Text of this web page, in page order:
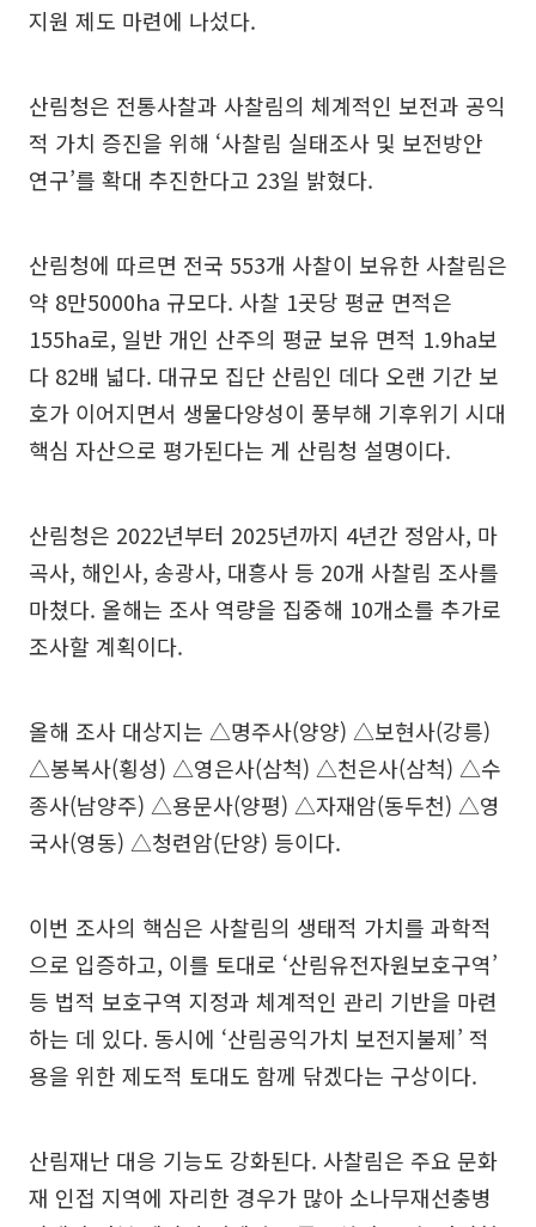
지원 제도 마련에 나섰다.
산림청은 전통사찰과 사찰림의 체계적인 보전과 공익
적 가치 증진을 위해 ‘사찰림 실태조사 및 보전방안
연구’를 확대 추진한다고 23일 밝혔다.
산림청에 따르면 전국 553개 사찰이 보유한 사찰림은
약 8만5000ha 규모다. 사찰 1곳당 평균 면적은
155ha로, 일반 개인 산주의 평균 보유 면적 1.9ha보
다 82배 넓다. 대규모 집단 산림인 데다 오랜 기간 보
호가 이어지면서 생물다양성이 풍부해 기후위기 시대
핵심 자산으로 평가된다는 게 산림청 설명이다.
산림청은 2022년부터 2025년까지 4년간 정암사, 마
곡사, 해인사, 송광사, 대흥사 등 20개 사찰림 조사를
마쳤다. 올해는 조사 역량을 집중해 10개소를 추가로
조사할 계획이다.
올해 조사 대상지는 △명주사(양양) △보현사(강릉)
△봉복사(횡성) △영은사(삼척) △천은사(삼척) △수
종사(남양주) △용문사(양평) △자재암(동두천) △영
국사(영동) △청련암(단양) 등이다.
이번 조사의 핵심은 사찰림의 생태적 가치를 과학적
으로 입증하고, 이를 토대로 ‘산림유전자원보호구역’
등 법적 보호구역 지정과 체계적인 관리 기반을 마련
하는 데 있다. 동시에 ‘산림공익가치 보전지불제’ 적
용을 위한 제도적 토대도 함께 닦겠다는 구상이다.
산림재난 대응 기능도 강화된다. 사찰림은 주요 문화
재 인접 지역에 자리한 경우가 많아 소나무재선충병